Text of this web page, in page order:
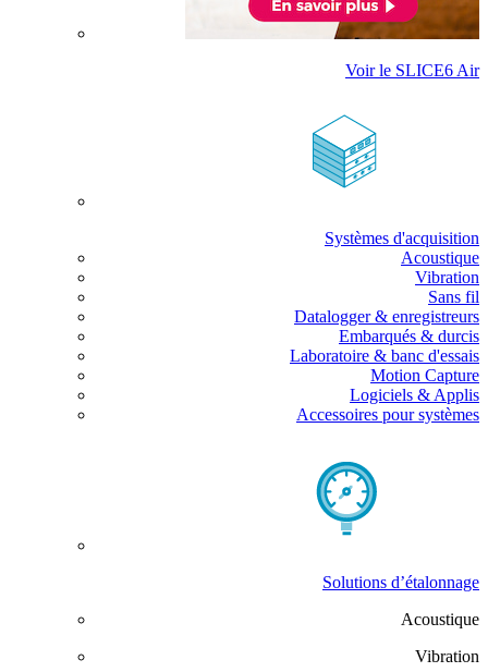
Voir le SLICE6 Air
Systèmes d'acquisition
Acoustique
Vibration
Sans fil
Datalogger & enregistreurs
Embarqués & durcis
Laboratoire & banc d'essais
Motion Capture
Logiciels & Applis
Accessoires pour systèmes
Solutions d’étalonnage
Acoustique
Vibration